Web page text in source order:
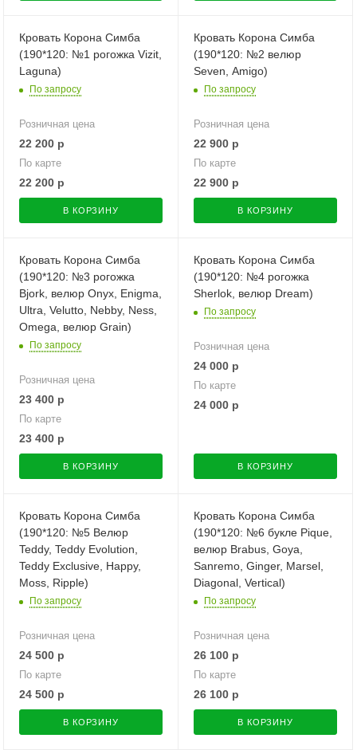
Кровать Корона Симба
(190*120: №1 рогожка Vizit,
Laguna)
По запросу
Розничная цена
22 200 р
По карте
22 200 р
В КОРЗИНУ
Кровать Корона Симба
(190*120: №2 велюр
Seven, Amigo)
По запросу
Розничная цена
22 900 р
По карте
22 900 р
В КОРЗИНУ
Кровать Корона Симба
(190*120: №3 рогожка
Bjork, велюр Onyx, Enigma,
Ultra, Velutto, Nebby, Ness,
Omega, велюр Grain)
По запросу
Розничная цена
23 400 р
По карте
23 400 р
В КОРЗИНУ
Кровать Корона Симба
(190*120: №4 рогожка
Sherlok, велюр Dream)
По запросу
Розничная цена
24 000 р
По карте
24 000 р
В КОРЗИНУ
Кровать Корона Симба
(190*120: №5 Велюр
Teddy, Teddy Evolution,
Teddy Exclusive, Happy,
Moss, Ripple)
По запросу
Розничная цена
24 500 р
По карте
24 500 р
В КОРЗИНУ
Кровать Корона Симба
(190*120: №6 букле Pique,
велюр Brabus, Goya,
Sanremo, Ginger, Marsel,
Diagonal, Vertical)
По запросу
Розничная цена
26 100 р
По карте
26 100 р
В КОРЗИНУ